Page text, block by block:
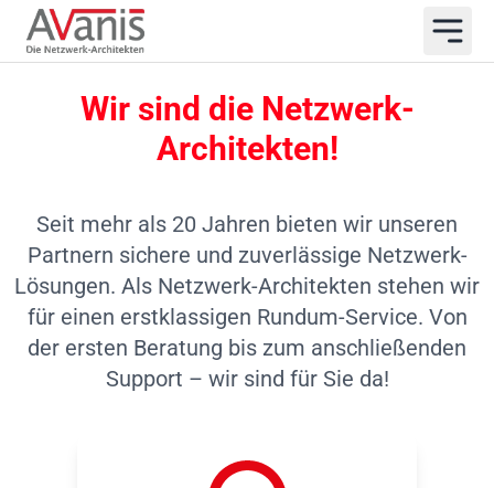
Wir sind die Netzwerk-
Architekten!
Seit mehr als 20 Jahren bieten wir unseren
Partnern sichere und zuverlässige Netzwerk-
Lösungen. Als Netzwerk-Architekten stehen wir
für einen erstklassigen Rundum-Service. Von
der ersten Beratung bis zum anschließenden
Support – wir sind für Sie da!